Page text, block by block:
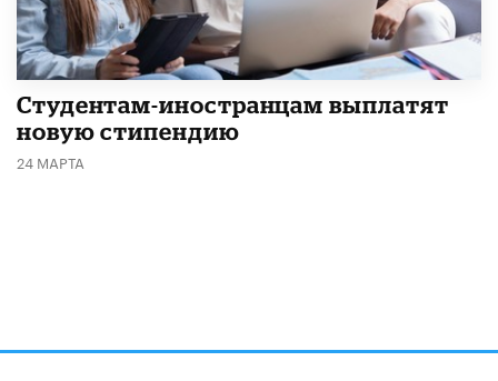
Студентам-иностранцам выплатят
новую стипендию
24 МАРТА